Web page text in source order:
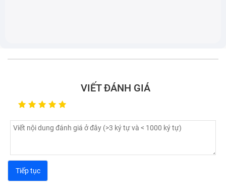
Nguyên nhân khiến vỏ iPhone 12 Mini
bị hỏng
VIẾT ĐÁNH GIÁ